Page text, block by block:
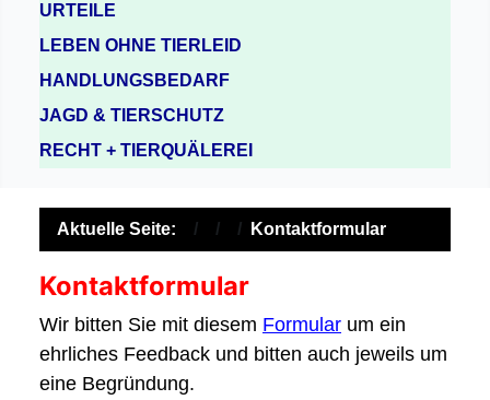
URTEILE
LEBEN OHNE TIERLEID
HANDLUNGSBEDARF
JAGD & TIERSCHUTZ
RECHT + TIERQUÄLEREI
Aktuelle Seite: Kontaktformular
Kontaktformular
Wir bitten Sie mit diesem Formular um ein
ehrliches Feedback und bitten auch jeweils um
eine Begründung.